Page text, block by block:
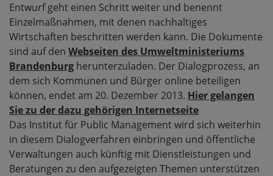
Entwurf geht einen Schritt weiter und benennt
Einzelmaßnahmen, mit denen nachhaltiges
Wirtschaften beschritten werden kann. Die Dokumente
sind auf den Webseiten des Umweltministeriums
Brandenburg herunterzuladen. Der Dialogprozess, an
dem sich Kommunen und Bürger online beteiligen
können, endet am 20. Dezember 2013. Hier gelangen
Sie zu der dazu gehörigen Internetseite
Das Institut für Public Management wird sich weiterhin
in diesem Dialogverfahren einbringen und öffentliche
Verwaltungen auch künftig mit Dienstleistungen und
Beratungen zu den aufgezeigten Themen unterstützen